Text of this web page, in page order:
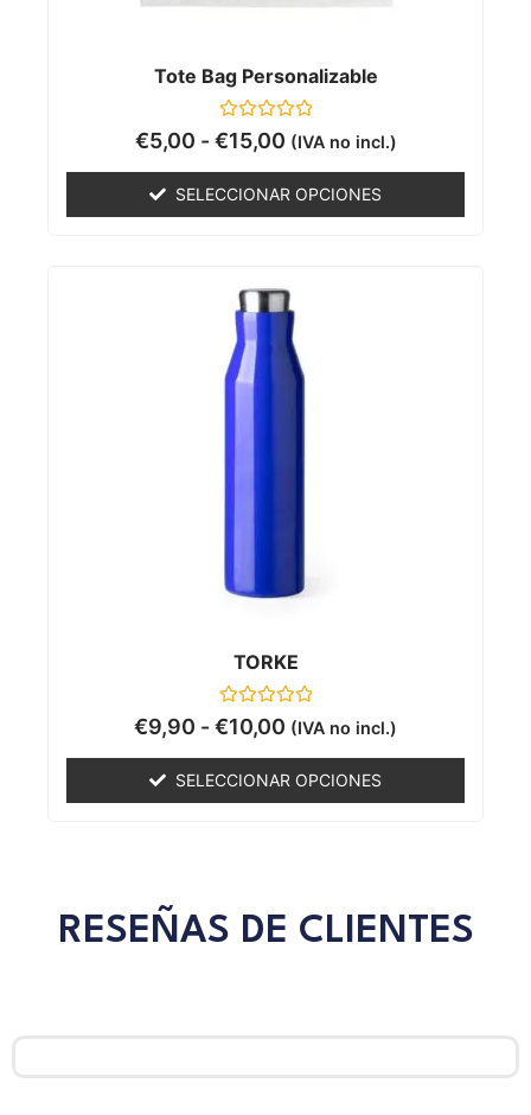
Tote Bag Personalizable
Valorado
con
5
€5,00 - €15,00 (IVA no incl.)
SELECCIONAR OPCIONES
TORKE
Valorado
con
5
€9,90 -€10,00 (IVA no incl.)
SELECCIONAR OPCIONES
RESEÑAS DE CLIENTES